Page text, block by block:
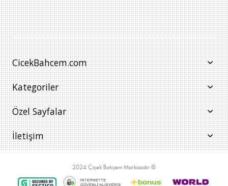
CicekBahcem.com
Kategoriler
Özel Sayfalar
İletişim
2024 Çiçek Bahçem Markasıdır ©